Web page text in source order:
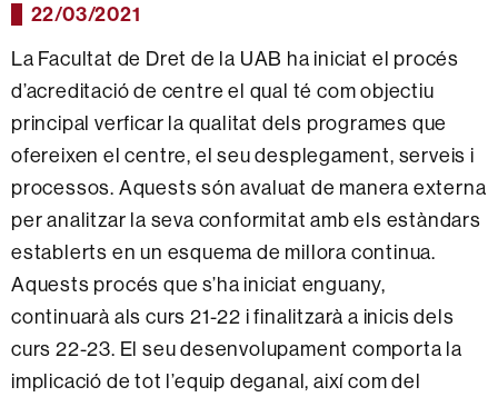
22/03/2021
La Facultat de Dret de la UAB ha iniciat el procés
d’acreditació de centre el qual té com objectiu
principal verficar la qualitat dels programes que
ofereixen el centre, el seu desplegament, serveis i
processos. Aquests són avaluat de manera externa
per analitzar la seva conformitat amb els estàndars
establerts en un esquema de millora continua.
Aquests procés que s’ha iniciat enguany,
continuarà als curs 21-22 i finalitzarà a inicis dels
curs 22-23. El seu desenvolupament comporta la
implicació de tot l’equip deganal, així com del